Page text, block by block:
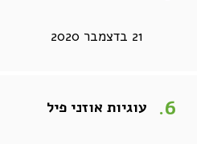
21 בדצמבר 2020
עוגיות אוזני פיל